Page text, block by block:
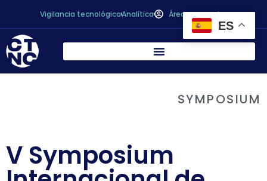
Vigilancia tecnológicaAnalítica Área personal
SYMPOSIUM
V Symposium
ES